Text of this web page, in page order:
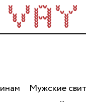
семьи.
от 5 000 рублей.
Мужские